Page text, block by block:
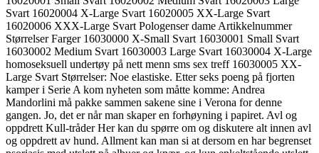
Svart 16020004 X-Large Svart 16020005 XX-Large Svart
16020006 XXX-Large Svart Pologenser dame Artikkelnummer
Størrelser Farger 16030000 X-Small Svart 16030001 Small Svart
16030002 Medium Svart 16030003 Large Svart 16030004 X-Large
homoseksuell undertøy på nett menn sms sex treff 16030005 XX-
Large Svart Størrelser: Noe elastiske. Etter seks poeng på fjorten
kamper i Serie A kom nyheten som måtte komme: Andrea
Mandorlini må pakke sammen sakene sine i Verona for denne
gangen. Jo, det er når man skaper en forhøyning i papiret. Avl og
oppdrett Kull-tråder Her kan du spørre om og diskutere alt innen avl
og oppdrett av hund. Allment kan man si at dersom en har begrenset